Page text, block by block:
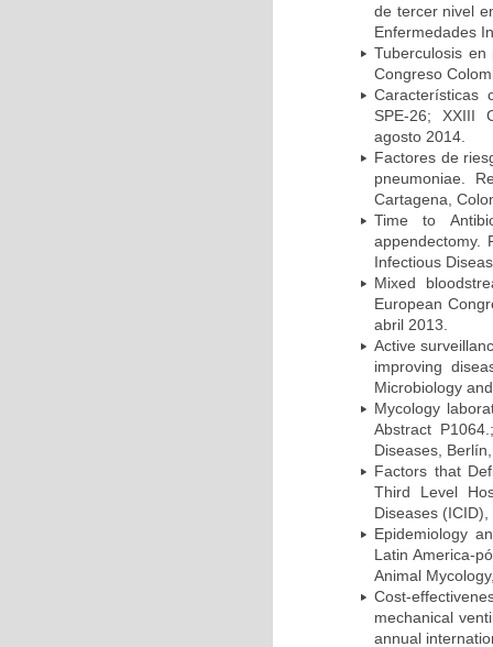
de tercer nivel
Enfermedades
Tuberculosis
Congreso
Características
SPE-26; XXIII
agosto 2014.
Factores de
pneumoniae.
Cartagena,
Time to
appendectomy.
Infectious
Mixed
European
abril 2013.
Active
improving
Microbiology
Mycology
Abstract
Diseases,
Factors that
Third Level
Diseases
Epidemiology
Latin America-
Animal
Cost-
mechanical
annual